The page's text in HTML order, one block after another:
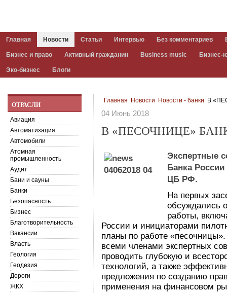
Главная Новости Статьи Интервью Без комментариев
Бизнес и право Активный гражданин Business music Бизнес-
Эко-бизнес Блоги
Главная Новости Новости - банки В
04 Июнь 2018
В «ПЕСОЧНИЦЕ»
Экспертные
Банка
ЦБ РФ.
На первых
обсуждались
работы,
России и инициаторами
планы по работе
всеми членами экспертных
проводить глубокую и
технологий, а также
предложения по созданию
применения на финансовом
ОТРАСЛИ
Авиация
Автоматизация
Автомобили
Атомная
промышленность
Аудит
Бани и сауны
Банки
Безопасность
Бизнес
Благотворительность
Вакансии
Власть
Геология
Геодезия
Дороги
ЖКХ